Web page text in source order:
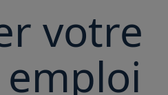
votre